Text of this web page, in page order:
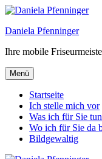
Zum
springen
Daniela Pfenninger
Ihre mobile
Menü
Startseite
Ich stelle mich vor
Was ich für Sie
Wo ich für Sie da
Bildgewaltig